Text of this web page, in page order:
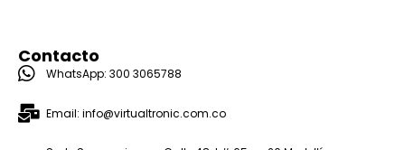
Contacto
WhatsApp: 300 3065788
Email: info@virtualtronic.com.co